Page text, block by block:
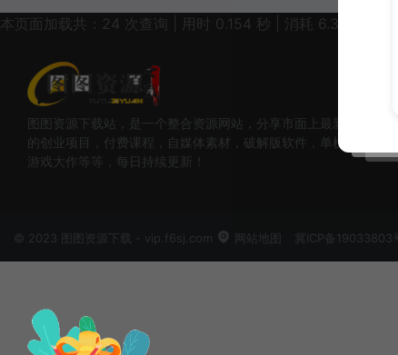
本页面加载共：24 次查询 | 用时 0.154 秒 | 消耗 6.39MB 内存
图图资源下载站，是一个整合资源网站，分享市面上最新
的创业项目，付费课程，自媒体素材，破解版软件，单机
游戏大作等等，每日持续更新！
© 2023 图图资源下载 - vip.f6sj.com 网站地图 冀ICP备19033803号